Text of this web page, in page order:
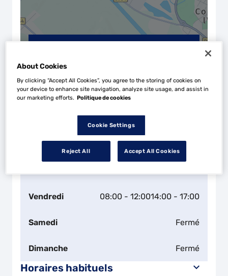
Lundi 08:00 - 12:0014:00 - 18:00
08:00 - 12:00
Mercredi 08:00 - 12:00 14:00 - 18:00
Vendredi 08:00 - 12:0014:00 - 17:00
Samedi Fermé
Dimanche Fermé
Horaires habituels
About Cookies
By clicking “Accept All Cookies”, you agree to the storing of cookies on
your device to enhance site navigation, analyze site usage, and assist in
our marketing efforts. Politique de cookies
Cookie Settings
Reject All Accept All Cookies